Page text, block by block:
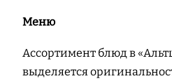
Меню
Ассортимент блюд в
выделяется